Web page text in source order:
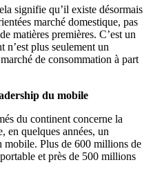
signifie qu’il existe désormais
marché domestique, pas
matières premières. C’est un
n’est plus seulement un
de consommation à part
du mobile
du continent concerne la
en quelques années, un
mobile. Plus de 600 millions de
et près de 500 millions